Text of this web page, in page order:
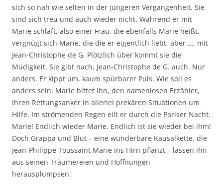
sich so nah wie selten in der jüngeren Vergangenheit. Sie
sind sich treu und auch wieder nicht. Während er mit
Marie schläft, also einer Frau, die ebenfalls Marie heißt,
vergnügt sich Marie, die die er eigentlich liebt, aber …, mit
Jean-Christophe de G. Plötzlich über kommt sie die
Müdigkeit. Sie gibt nach, Jean-Christophe de G. auch. Nur
anders. Er kippt um, kaum spürbarer Puls. Wie soll es
anders sein: Marie bittet ihn, den namenlosen Erzähler,
ihren Rettungsanker in allerlei prekären Situationen um
Hilfe. Im strömenden Regen eilt er durch die Pariser Nacht.
Marie! Endlich wieder Marie. Endlich ist sie wieder bei ihm!
Doch Grappa und Blut – eine wunderbare Kausalkette, die
Jean-Philippe Toussaint Marie ins Hirn pflanzt – lassen ihn
aus seinen Träumereien und Hoffnungen
herausplumpsen.